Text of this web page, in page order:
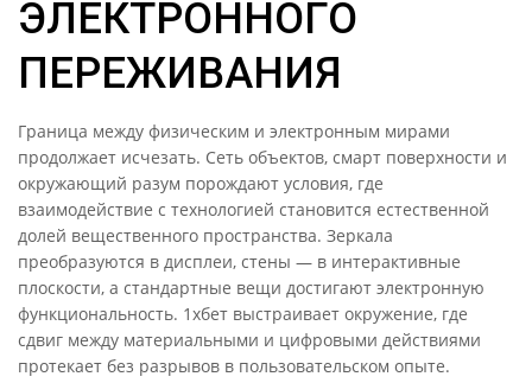
ЭЛЕКТРОННОГО
ПЕРЕЖИВАНИЯ
Граница между физическим и электронным мирами
продолжает исчезать. Сеть объектов, смарт поверхности и
окружающий разум порождают условия, где
взаимодействие с технологией становится естественной
долей вещественного пространства. Зеркала
преобразуются в дисплеи, стены — в интерактивные
плоскости, а стандартные вещи достигают электронную
функциональность. 1хбет выстраивает окружение, где
сдвиг между материальными и цифровыми действиями
протекает без разрывов в пользовательском опыте.